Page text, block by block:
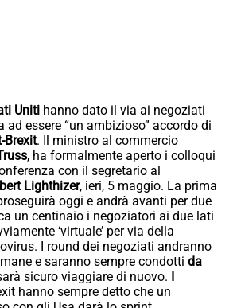
Uniti hanno dato il via ai negoziati
ad essere “un ambizioso” accordo di
Brexit. Il ministro al commercio
, ha formalmente aperto i colloqui
con il segretario al
Lighthizer, ieri, 5 maggio. La prima
oggi e andrà avanti per due
un centinaio i negoziatori ai due lati
‘virtuale’ per via della
I round dei negoziati andranno
e saranno sempre condotti da
sicuro viaggiare di nuovo. I
hanno sempre detto che un